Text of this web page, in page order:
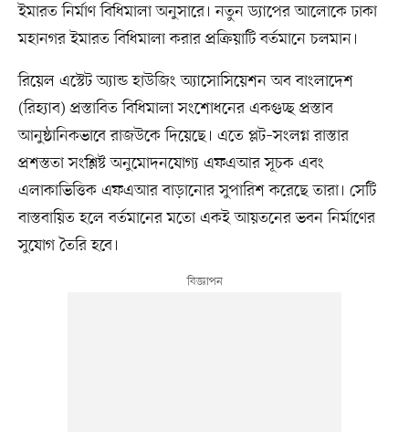
ইমারত নির্মাণ বিধিমালা অনুসারে। নতুন ড্যাপের আলোকে ঢাকা
মহানগর ইমারত বিধিমালা করার প্রক্রিয়াটি বর্তমানে চলমান।
রিয়েল এস্টেট অ্যান্ড হাউজিং অ্যাসোসিয়েশন অব বাংলাদেশ
(রিহ্যাব) প্রস্তাবিত বিধিমালা সংশোধনের একগুচ্ছ প্রস্তাব
আনুষ্ঠানিকভাবে রাজউকে দিয়েছে। এতে প্লট–সংলগ্ন রাস্তার
প্রশস্ততা সংশ্লিষ্ট অনুমোদনযোগ্য এফএআর সূচক এবং
এলাকাভিত্তিক এফএআর বাড়ানোর সুপারিশ করেছে তারা। সেটি
বাস্তবায়িত হলে বর্তমানের মতো একই আয়তনের ভবন নির্মাণের
সুযোগ তৈরি হবে।